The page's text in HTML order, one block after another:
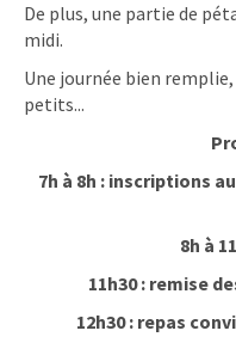
De plus, une partie de
midi.
Une journée bien
petits...
7h à 8h : inscriptions
8h à
11h30 : remise
12h30 : repas